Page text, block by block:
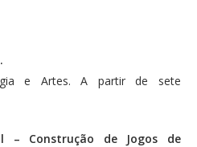
.
e Artes. A partir de sete
– Construção de Jogos de